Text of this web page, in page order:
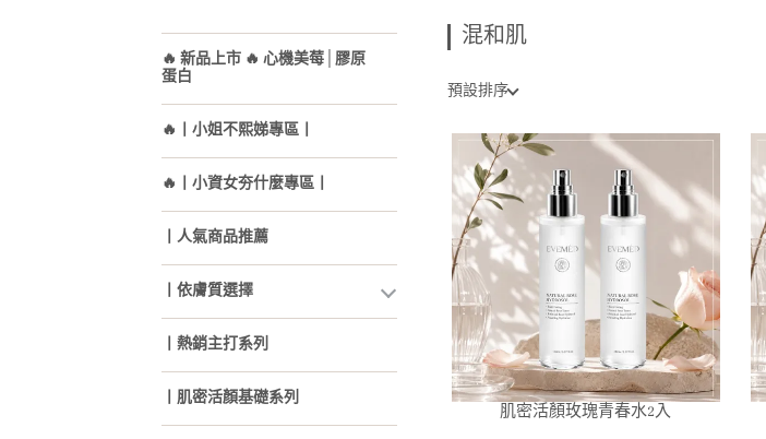
🔥 新品上市 🔥 心機美莓│膠原
蛋白
🔥丨小姐不熙娣專區丨
🔥丨小資女夯什麼專區丨
丨人氣商品推薦
丨依膚質選擇
丨熱銷主打系列
丨肌密活顏基礎系列
混和肌
預設排序
肌密活顏玫瑰青春水2入